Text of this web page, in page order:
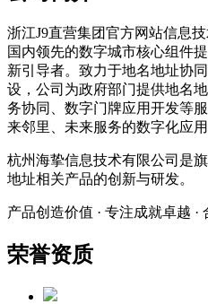
浙江J9直营集团官方网站信息
国内领先的数字城市核心组件
新引导者。致力于地名地址协
设，公司为政府部门提供地名
务协同、数字门牌应用开发等
来邻里、未来服务的数字化应用
杭州海挚信息技术有限公司是
地址相关产品的创新与研发。
产品创造价值 · 专注成就卓越 ·
荣誉资质